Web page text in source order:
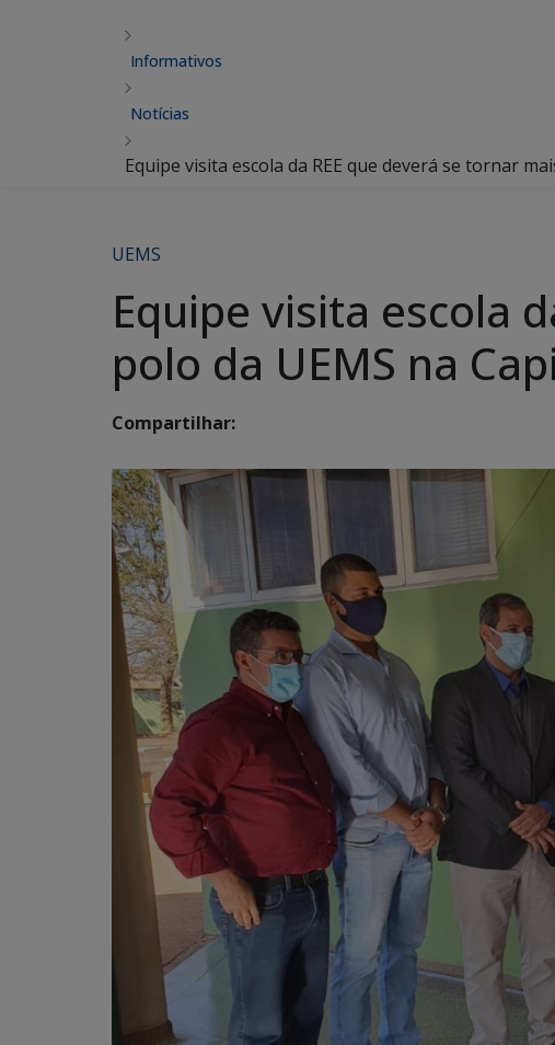
Informativos
Notícias
Equipe visita escola da REE que deverá se tornar
UEMS
Equipe visita escola
polo da UEMS na
Compartilhar: